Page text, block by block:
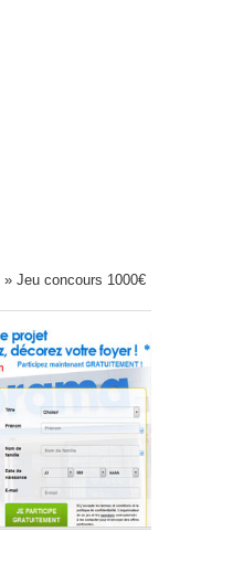
» Jeu concours 1000€